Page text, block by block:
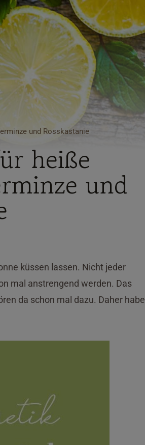
und Rosskastanie
heiße
und
küssen lassen. Nicht jeder
mal anstrengend werden. Das
da schon mal dazu. Daher habe